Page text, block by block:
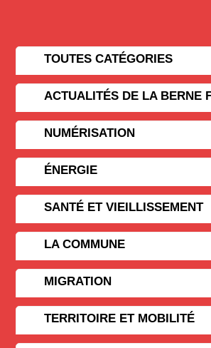
TOUTES CATÉGORIES
ACTUALITÉS DE LA BERNE
NUMÉRISATION
ÉNERGIE
SANTÉ ET VIEILLISSEMENT
LA COMMUNE
MIGRATION
TERRITOIRE ET MOBILITÉ